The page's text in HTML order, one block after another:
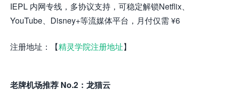
IEPL 内网专线，多协议支持，可稳定解锁Netflix、
YouTube、Disney+等流媒体平台，月付仅需 ¥6
注册地址：【精灵学院注册地址】
老牌机场推荐 No.2：龙猫云